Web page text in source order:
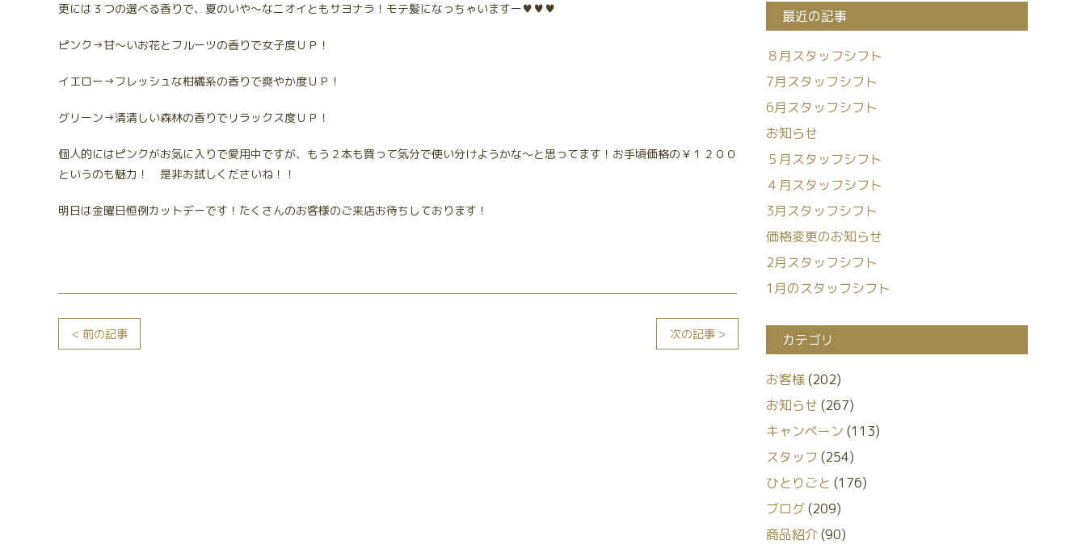
更には３つの選べる香りで、夏のいや～なニオイともサヨナラ！モテ髪になっちゃいますー♥♥♥
ピンク→甘～いお花とフルーツの香りで女子度ＵＰ！
イエロー→フレッシュな柑橘系の香りで爽やか度ＵＰ！
グリーン→清清しい森林の香りでリラックス度ＵＰ！
個人的にはピンクがお気に入りで愛用中ですが、もう２本も買って気分で使い分けようかな～と思ってます！お手頃価格の￥１２００
というのも魅力！ 是非お試しくださいね！！
明日は金曜日恒例カットデーです！たくさんのお客様のご来店お待ちしております！
< 前の記事 次の記事 >
最近の記事
８月スタッフシフト
7月スタッフシフト
6月スタッフシフト
お知らせ
５月スタッフシフト
４月スタッフシフト
3月スタッフシフト
価格変更のお知らせ
2月スタッフシフト
1月のスタッフシフト
カテゴリ
お客様(202)
お知らせ (267)
キャンペーン (113)
スタッフ (254)
ひとりごと (176)
ブログ(209)
商品紹介 (90)